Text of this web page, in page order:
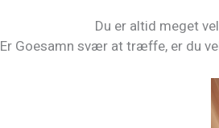
Du er altid meget
Er Goesamn svær at træffe, er du